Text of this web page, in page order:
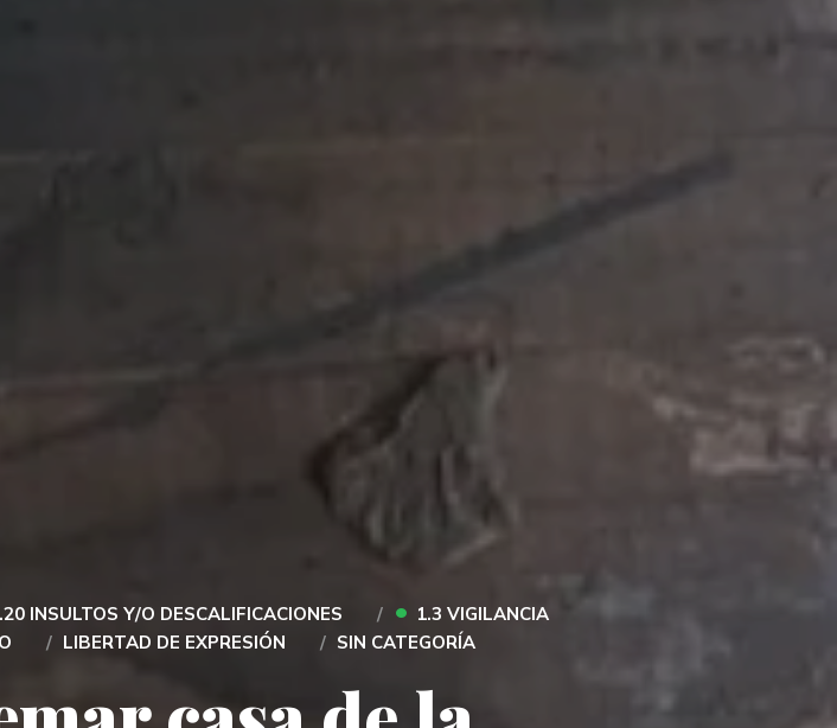
INSULTOS Y/O DESCALIFICACIONES • 1.3 VIGILANCIA
LIBERTAD DE EXPRESIÓN SIN CATEGORÍA